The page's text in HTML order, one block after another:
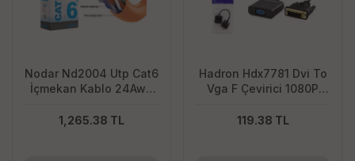
Nodar Nd2004 Utp Cat6
İçmekan Kablo 24Awg
305M Turuncu
1,265.38 TL
Hadron Hdx7781 Dvi To
Vga F Çevirici 1080P
119.38 TL